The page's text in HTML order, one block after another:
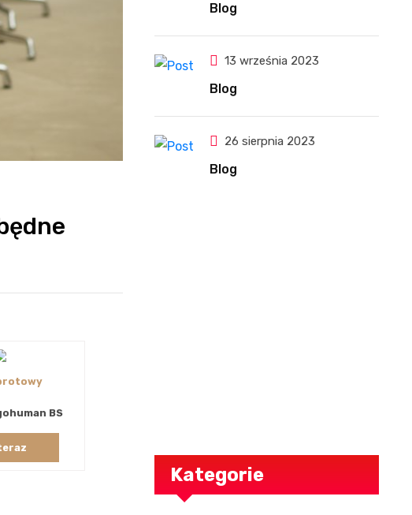
BS
Blog
13 września 2023
Blog
26 sierpnia 2023
Blog
Kategorie